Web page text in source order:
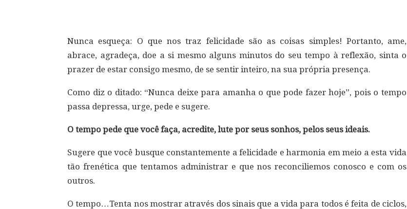
Nunca esqueça: O que nos traz felicidade são as coisas simples! Portanto, ame,
abrace, agradeça, doe a si mesmo alguns minutos do seu tempo à reflexão, sinta o
prazer de estar consigo mesmo, de se sentir inteiro, na sua própria presença.
Como diz o ditado: “Nunca deixe para amanha o que pode fazer hoje”, pois o tempo
passa depressa, urge, pede e sugere.
O tempo pede que você faça, acredite, lute por seus sonhos, pelos seus ideais.
Sugere que você busque constantemente a felicidade e harmonia em meio a esta vida
tão frenética que tentamos administrar e que nos reconciliemos conosco e com os
outros.
O tempo…Tenta nos mostrar através dos sinais que a vida para todos é feita de ciclos,